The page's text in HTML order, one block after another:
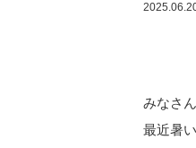
みなさ
最近暑